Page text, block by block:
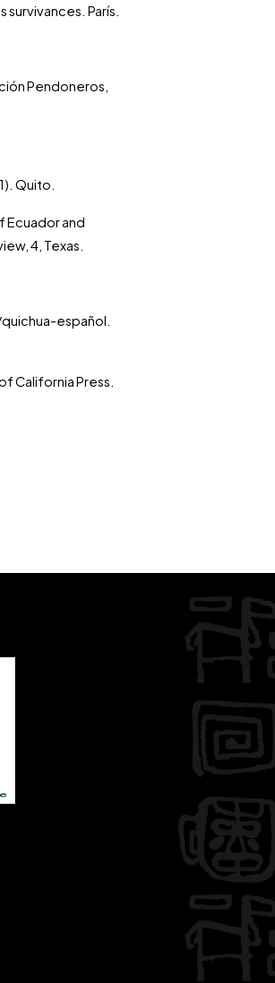
survivances. París.
Pendoneros,
Quito.
Ecuador and
4, Texas.
quichua-español.
California Press.